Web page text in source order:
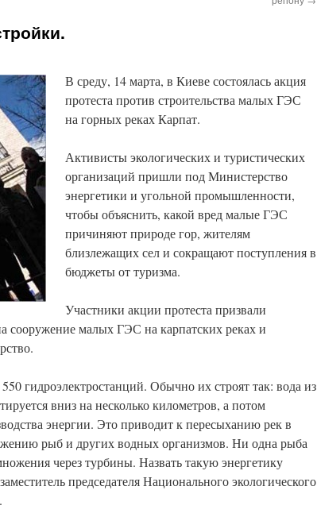
В среду, 14 марта, в Киеве состоялась акция
протеста против строительства малых ГЭС
на горных реках Карпат.
Активисты экологических и туристических
организаций пришли под Министерство
энергетики и угольной промышленности,
чтобы объяснить, какой вред малые ГЭС
причиняют природе гор, жителям
близлежащих сел и сокращают поступления в
бюджеты от туризма.
Участники акции протеста призвали
сооружение малых ГЭС на карпатских реках и
гидроэлектростанций. Обычно их строят так: вода из
вниз на несколько километров, а потом
энергии. Это приводит к пересыханию рек в
рыб и других водных организмов. Ни одна рыба
через турбины. Назвать такую энергетику
председателя Национального экологического